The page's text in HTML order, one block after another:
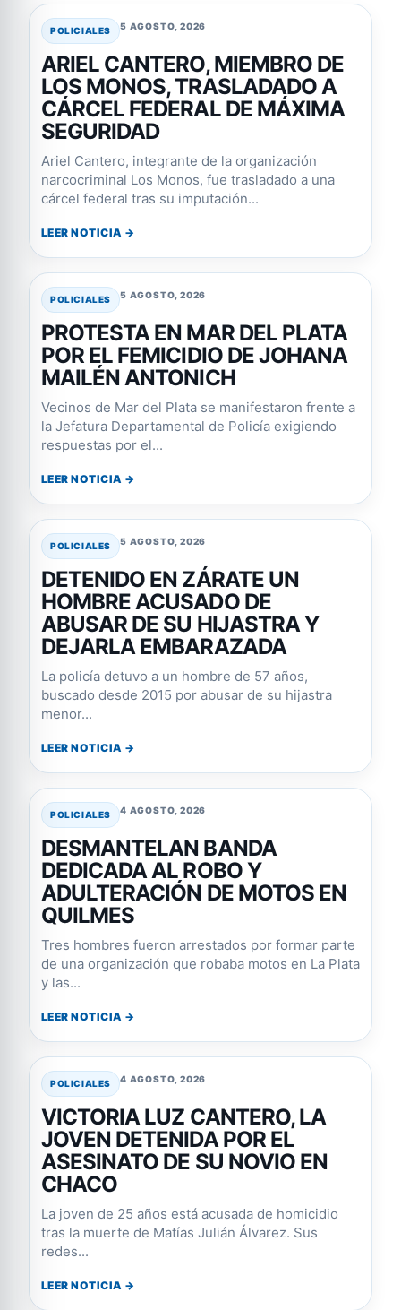
POLICIALES 5 AGOSTO, 2026
ARIEL CANTERO, MIEMBRO DE
LOS MONOS, TRASLADADO A
CÁRCEL FEDERAL DE MÁXIMA
SEGURIDAD
Ariel Cantero, integrante de la organización
narcocriminal Los Monos, fue trasladado a una
cárcel federal tras su imputación...
LEER NOTICIA →
POLICIALES 5 AGOSTO, 2026
PROTESTA EN MAR DEL PLATA
POR EL FEMICIDIO DE JOHANA
MAILÉN ANTONICH
Vecinos de Mar del Plata se manifestaron frente a
la Jefatura Departamental de Policía exigiendo
respuestas por el...
LEER NOTICIA →
POLICIALES 5 AGOSTO, 2026
DETENIDO EN ZÁRATE UN
HOMBRE ACUSADO DE
ABUSAR DE SU HIJASTRA Y
DEJARLA EMBARAZADA
La policía detuvo a un hombre de 57 años,
buscado desde 2015 por abusar de su hijastra
menor...
LEER NOTICIA →
POLICIALES 4 AGOSTO, 2026
DESMANTELAN BANDA
DEDICADA AL ROBO Y
ADULTERACIÓN DE MOTOS EN
QUILMES
Tres hombres fueron arrestados por formar parte
de una organización que robaba motos en La Plata
y las...
LEER NOTICIA →
POLICIALES 4 AGOSTO, 2026
VICTORIA LUZ CANTERO, LA
JOVEN DETENIDA POR EL
ASESINATO DE SU NOVIO EN
CHACO
La joven de 25 años está acusada de homicidio
tras la muerte de Matías Julián Álvarez. Sus
redes...
LEER NOTICIA →